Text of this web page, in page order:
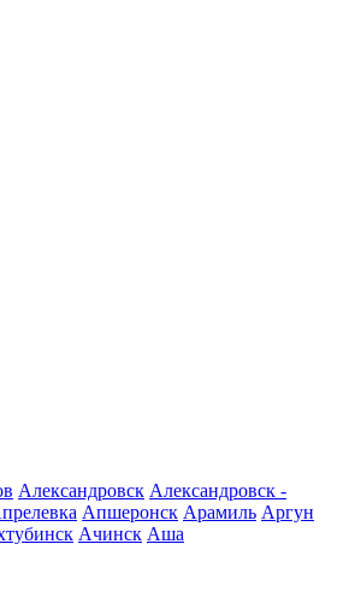
Александровск Александровск -
Апшеронск Арамиль Аргун
Ачинск Аша